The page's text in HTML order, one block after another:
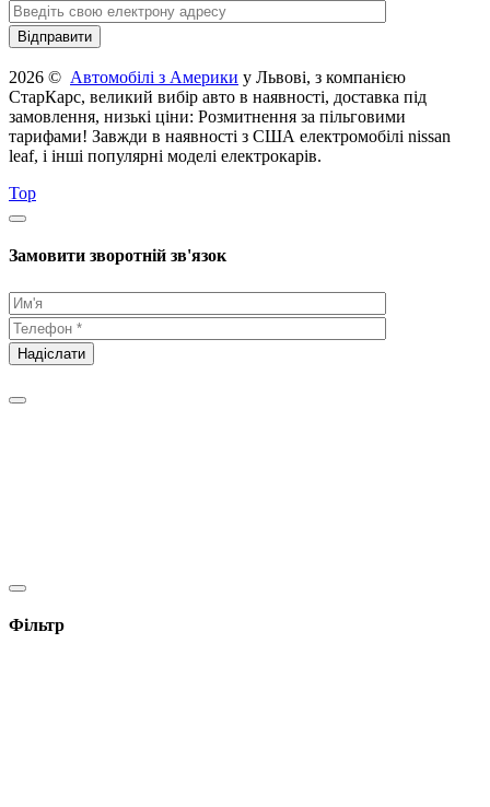
2026 © Автомобілі з Америки у Львові, з компанією
СтарКарс, великий вибір авто в наявності, доставка під
замовлення, низькі ціни: Розмитнення за пільговими
тарифами! Завжди в наявності з США електромобілі nissan
leaf, і інші популярні моделі електрокарів.
Top
Замовити зворотній зв'язок
Фільтр